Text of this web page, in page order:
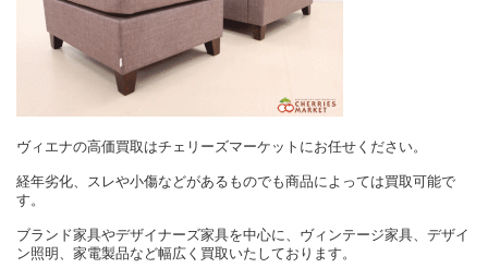
ヴィエナの高価買取はチェリーズマーケットにお任せください。
経年劣化、スレや小傷などがあるものでも商品によっては買取可能で
す。
ブランド家具やデザイナーズ家具を中心に、ヴィンテージ家具、デザイ
ン照明、家電製品など幅広く買取いたしております。